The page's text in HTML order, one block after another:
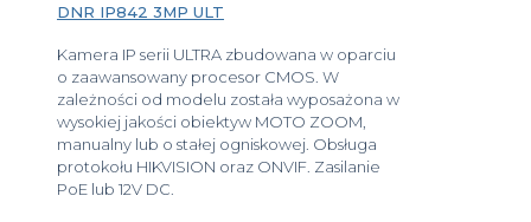
DNR IP842 3MP ULT
Kamera IP serii ULTRA zbudowana w oparciu
o zaawansowany procesor CMOS. W
zależności od modelu została wyposażona w
wysokiej jakości obiektyw MOTO ZOOM,
manualny lub o stałej ogniskowej. Obsługa
protokołu HIKVISION oraz ONVIF. Zasilanie
PoE lub 12V DC.